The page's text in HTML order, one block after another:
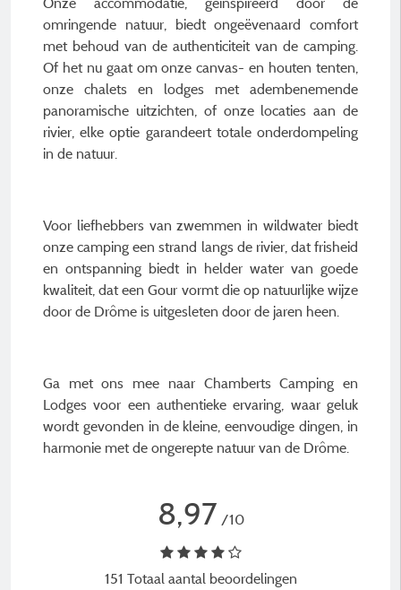
omringende natuur, biedt ongeëvenaard comfort
met behoud van de authenticiteit van de camping.
Of het nu gaat om onze canvas- en houten tenten,
onze chalets en lodges met adembenemende
panoramische uitzichten, of onze locaties aan de
rivier, elke optie garandeert totale onderdompeling
in de natuur.
Voor liefhebbers van zwemmen in wildwater biedt
onze camping een strand langs de rivier, dat frisheid
en ontspanning biedt in helder water van goede
kwaliteit, dat een Gour vormt die op natuurlijke wijze
door de Drôme is uitgesleten door de jaren heen.
Ga met ons mee naar Chamberts Camping en
Lodges voor een authentieke ervaring, waar geluk
wordt gevonden in de kleine, eenvoudige dingen, in
harmonie met de ongerepte natuur van de Drôme.
8,97 /10
151 Totaal aantal beoordelingen